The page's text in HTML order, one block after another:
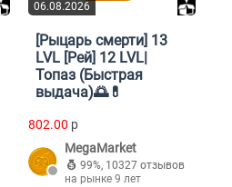
06.08.2026
[Рыцарь смерти] 13
LVL [Рей] 12 LVL|
Топаз (Быстрая
выдача)🌅💊
802.00 p
MegaMarket
99%, 10327 отзывов
на рынке 9 лет